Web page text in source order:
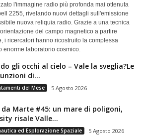
l'immagine radio più profonda mai ottenuta
2255, rivelando nuovi dettagli sull'emissione
nuova reliquia radio. Grazie a una tecnica
del campo magnetico a partire
i ricercatori hanno ricostruito la complessa
laboratorio cosmico.
gli occhi al cielo – Vale la sveglia?Le
di...
del Mese 5 Agosto 2026
da Marte #45: un mare di poligoni,
risale Valle...
ed Esplorazione Spaziale 5 Agosto 2026